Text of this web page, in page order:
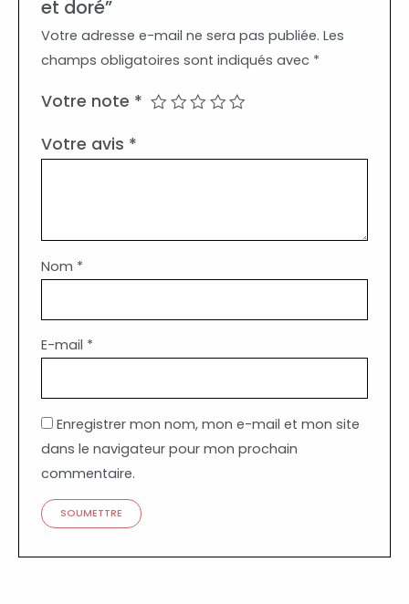
et doré”
Votre adresse e-mail ne sera pas publiée. Les
champs obligatoires sont indiqués avec *
Votre note *
Votre avis *
Nom *
E-mail *
Enregistrer mon nom, mon e-mail et mon site
dans le navigateur pour mon prochain
commentaire.